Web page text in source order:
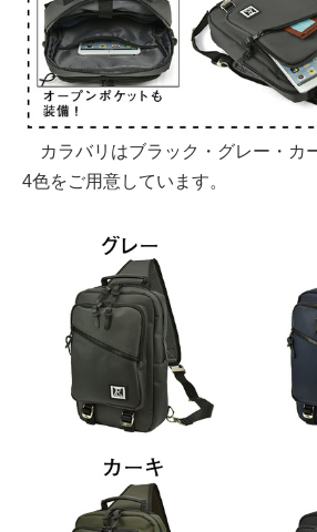
カラバリはブラック・グレー・カ
4色をご用意しています。